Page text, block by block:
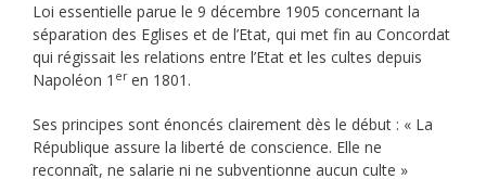
Loi essentielle parue le 9 décembre 1905 concernant la
séparation des Eglises et de l’Etat, qui met fin au Concordat
qui régissait les relations entre l’Etat et les cultes depuis
Napoléon 1 eren 1801.
Ses principes sont énoncés clairement dès le début : « La
République assure la liberté de conscience. Elle ne
reconnaît, ne salarie ni ne subventionne aucun culte »